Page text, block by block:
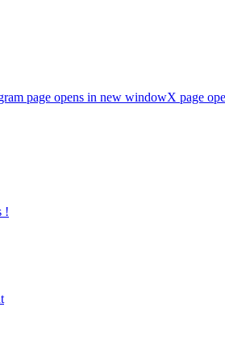
page opens in new windowX page
!